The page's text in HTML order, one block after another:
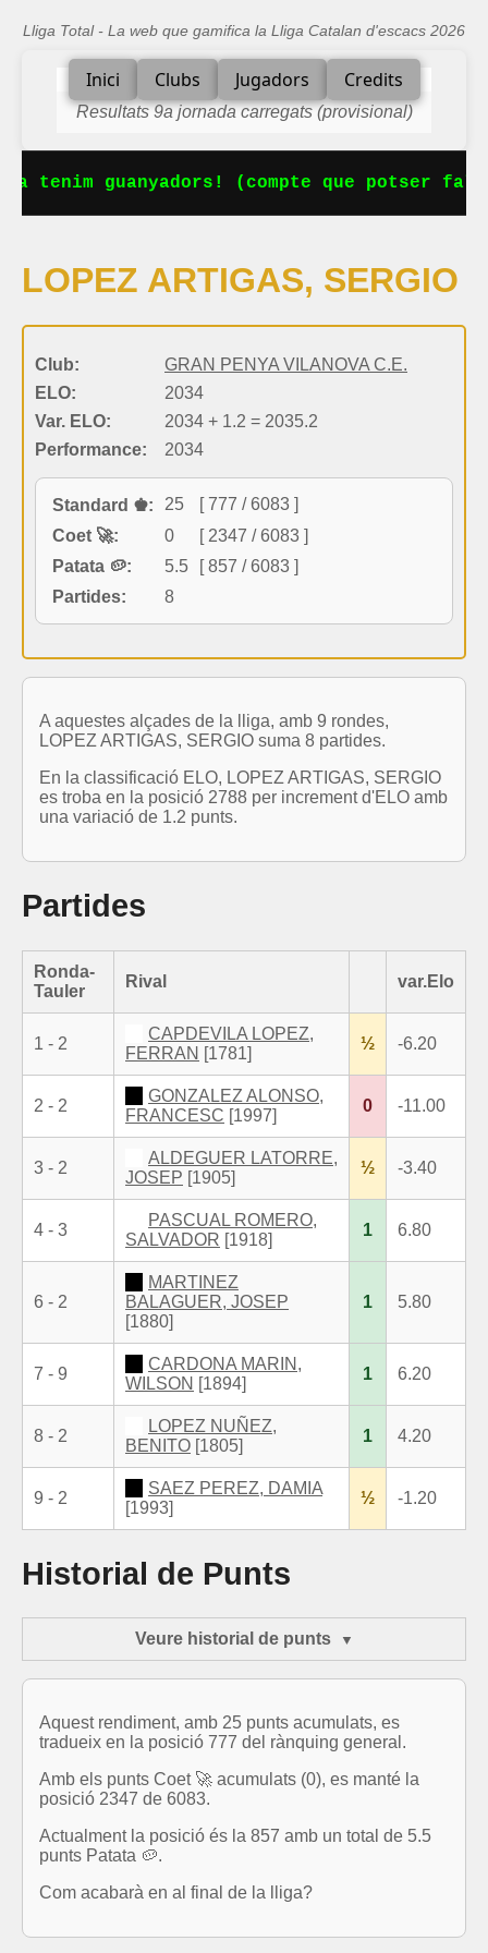
Lliga Total - La web que gamifica la Lliga Catalan d'escacs 2026
Inici Clubs Jugadors Credits
Resultats 9a jornada carregats (provisional)
tenim guanyadors! (compte que potser
LOPEZ ARTIGAS, SERGIO
Club:
GRAN PENYA VILANOVA C.E.
ELO:
2034
Var. ELO:
2034 + 1.2 = 2035.2
Performance:
2034
Standard ♚: 25
[ 777 / 6083 ]
Coet 🚀:
0
[ 2347 / 6083 ]
Patata 🥔:
5.5
[ 857 / 6083 ]
Partides:
8
A aquestes alçades de la lliga, amb 9 rondes,
LOPEZ ARTIGAS, SERGIO suma 8 partides.
En la classificació ELO, LOPEZ ARTIGAS, SERGIO
es troba en la posició 2788 per increment d'ELO amb
una variació de 1.2 punts.
Partides
Ronda-
Tauler
Rival var.Elo
1 - 2
CAPDEVILA LOPEZ,
FERRAN [1781]
½ -6.20
2 - 2
GONZALEZ ALONSO,
FRANCESC [1997]
0 -11.00
3 - 2
ALDEGUER LATORRE,
JOSEP [1905]
½ -3.40
4 - 3
PASCUAL ROMERO,
SALVADOR [1918]
1 6.80
6 - 2
MARTINEZ
BALAGUER, JOSEP
[1880]
1 5.80
7 - 9
CARDONA MARIN,
WILSON [1894]
1 6.20
8 - 2
LOPEZ NUÑEZ,
BENITO [1805]
1 4.20
9 - 2
SAEZ PEREZ, DAMIA
[1993]
½ -1.20
Historial de Punts
Veure historial de punts
Aquest rendiment, amb 25 punts acumulats, es
tradueix en la posició 777 del rànquing general.
Amb els punts Coet 🚀 acumulats (0), es manté la
posició 2347 de 6083.
Actualment la posició és la 857 amb un total de 5.5
punts Patata 🥔.
Com acabarà en al final de la lliga?